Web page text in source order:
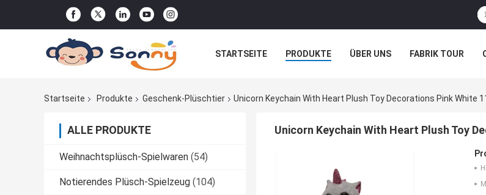
STARTSEITE PRODUKTE ÜBER UNS FABRIK TOUR
Startseite
Produkte Geschenk-Plüschtier Unicorn Keychain With Heart Plush Toy Decorations Pink White
ALLE PRODUKTE
Weihnachtsplüsch-Spielwaren (54)
Notierendes Plüsch-Spielzeug (104)
Unicorn Keychain With Heart Plush Toy